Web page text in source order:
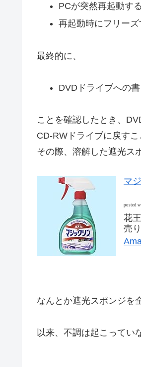
PCが突然再起動する
再起動時にフリー
最終的に、
DVDドライブへの
ことを確認したとき、
CD-RWドライブに戻すこ
その際、溶解した遮光ス
マ
posted
花王
売
なんとか遮光スポンジを
以来、不調は起こってい